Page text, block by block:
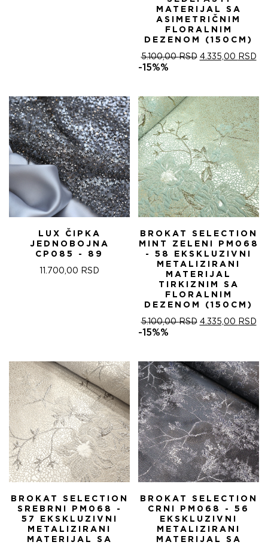
MATERIJAL SA
ASIMETRIČNIM
FLORALNIM
DEZENOM (150CM)
5.100,00RSD ОРИГИНАЛНА
5.100,00 RSD.
4.335,00 RSD
-15%%
LUX ČIPKA
JEDNOBOJNA
CP085 - 89
11.700,00 RSD
BROKAT SELECTION
MINT ZELENI PM068
- 58 EKSKLUZIVNI
METALIZIRANI
MATERIJAL
TIRKIZNIM SA
FLORALNIM
DEZENOM (150CM)
5.100,00RSD ОРИГИНАЛНА
5.100,00 RSD.
4.335,00 RSD
-15%%
BROKAT SELECTION
SREBRNI PM068 -
57 EKSKLUZIVNI
METALIZIRANI
MATERIJAL SA
BROKAT SELECTION
CRNI PM068 - 56
EKSKLUZIVNI
METALIZIRANI
MATERIJAL SA